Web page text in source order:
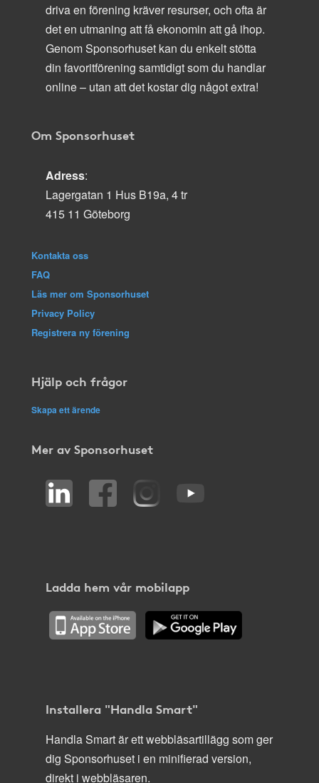
driva en förening kräver resurser, och ofta är
det en utmaning att få ekonomin att gå ihop.
Genom Sponsorhuset kan du enkelt stötta
din favoritförening samtidigt som du handlar
online – utan att det kostar dig något extra!
Om Sponsorhuset
Adress:
Lagergatan 1 Hus B19a, 4 tr
415 11 Göteborg
Kontakta oss
FAQ
Läs mer om Sponsorhuset
Privacy Policy
Registrera ny förening
Hjälp och frågor
Skapa ett ärende
Mer av Sponsorhuset
Ladda hem vår mobilapp
Installera "Handla Smart"
Handla Smart är ett webbläsartillägg som ger
dig Sponsorhuset i en minifierad version,
direkt i webbläsaren.